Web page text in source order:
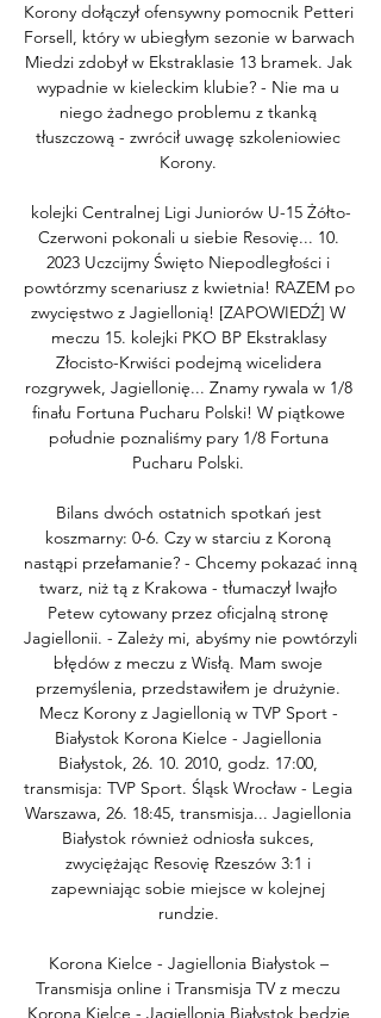
Korony dołączył ofensywny pomocnik Petteri
Forsell, który w ubiegłym sezonie w barwach
Miedzi zdobył w Ekstraklasie 13 bramek. Jak
wypadnie w kieleckim klubie? - Nie ma u
niego żadnego problemu z tkanką
tłuszczową - zwrócił uwagę szkoleniowiec
Korony.
kolejki Centralnej Ligi Juniorów U-15 Żółto-
Czerwoni pokonali u siebie Resovię... 10.
2023 Uczcijmy Święto Niepodległości i
powtórzmy scenariusz z kwietnia! RAZEM po
zwycięstwo z Jagiellonią! [ZAPOWIEDŹ] W
meczu 15. kolejki PKO BP Ekstraklasy
Złocisto-Krwiści podejmą wicelidera
rozgrywek, Jagiellonię... Znamy rywala w 1/8
finału Fortuna Pucharu Polski! W piątkowe
południe poznaliśmy pary 1/8 Fortuna
Pucharu Polski.
Bilans dwóch ostatnich spotkań jest
koszmarny: 0-6. Czy w starciu z Koroną
nastąpi przełamanie? - Chcemy pokazać inną
twarz, niż tą z Krakowa - tłumaczył Iwajło
Petew cytowany przez oficjalną stronę
Jagiellonii. - Zależy mi, abyśmy nie powtórzyli
błędów z meczu z Wisłą. Mam swoje
przemyślenia, przedstawiłem je drużynie.
Mecz Korony z Jagiellonią w TVP Sport -
Białystok Korona Kielce - Jagiellonia
Białystok, 26. 10. 2010, godz. 17:00,
transmisja: TVP Sport. Śląsk Wrocław - Legia
Warszawa, 26. 18:45, transmisja... Jagiellonia
Białystok również odniosła sukces,
zwyciężając Resovię Rzeszów 3:1 i
zapewniając sobie miejsce w kolejnej
rundzie.
Korona Kielce - Jagiellonia Białystok –
Transmisja online i Transmisja TV z meczu
Korona Kielce - Jagiellonia Białystok będzie